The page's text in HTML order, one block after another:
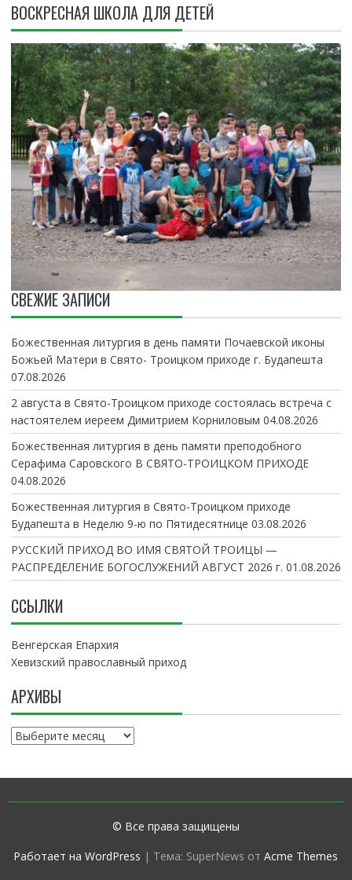
ВОСКРЕСНАЯ ШКОЛА ДЛЯ ДЕТЕЙ
СВЕЖИЕ ЗАПИСИ
Божественная литургия в день памяти Почаевской иконы
Божьей Матери в Свято- Троицком приходе г. Будапешта
07.08.2026
2 августа в Свято-Троицком приходе состоялась встреча с
настоятелем иереем Димитрием Корниловым 04.08.2026
Божественная литургия в день памяти преподобного
Серафима Саровского В СВЯТО-ТРОИЦКОМ ПРИХОДЕ
04.08.2026
Божественная литургия в Свято-Троицком приходе
Будапешта в Неделю 9-ю по Пятидесятнице 03.08.2026
РУССКИЙ ПРИХОД ВО ИМЯ СВЯТОЙ ТРОИЦЫ —
РАСПРЕДЕЛЕНИЕ БОГОСЛУЖЕНИЙ АВГУСТ 2026 г. 01.08.2026
ССЫЛКИ
Венгерская Епархия
Хевизский православный приход
АРХИВЫ
А
в
© Все права защищены
Работает на WordPress | Тема: SuperNews отAcme Themes